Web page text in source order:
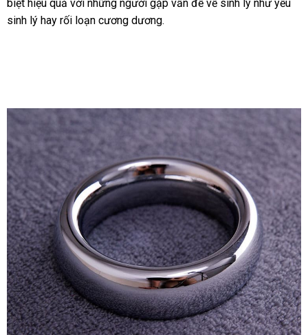
Vật
Quan
khảo
phí
rẻ
biệt hiệu quả ở
đâu
với chính
hãng
những người gặp vấn đề về sinh lý như yếu
sinh lý hay rối loạn cương dương.